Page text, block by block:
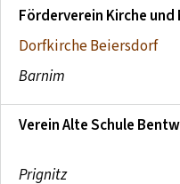
Förderverein Kirche und
Dorfkirche Beiersdorf
Barnim
Verein Alte Schule
Prignitz